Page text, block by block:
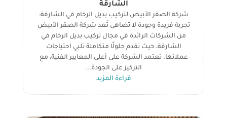
الشارقة
شركة الصقر الأبيض لتركيب بديل الرخام في الشارقة:
تجربة فريدة وجودة لا تضاهى تُعد شركة الصقر الأبيض
من الشركات الرائدة في مجال تركيب بديل الرخام في
الشارقة، حيث تقدم حلولًا متكاملة تلبي احتياجات
عملائها. تعتمد الشركة على أعلى المعايير الفنية، مع
التركيز على الجودة...
قراءة المزيد